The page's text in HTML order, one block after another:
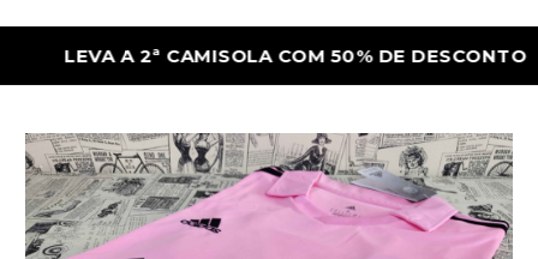
A 2ª CAMISOLA COM 50% DE DESCONTO